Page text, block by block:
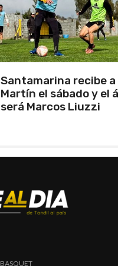
Los Pumas se
enfrentar a Sudáfrica
BASQUET